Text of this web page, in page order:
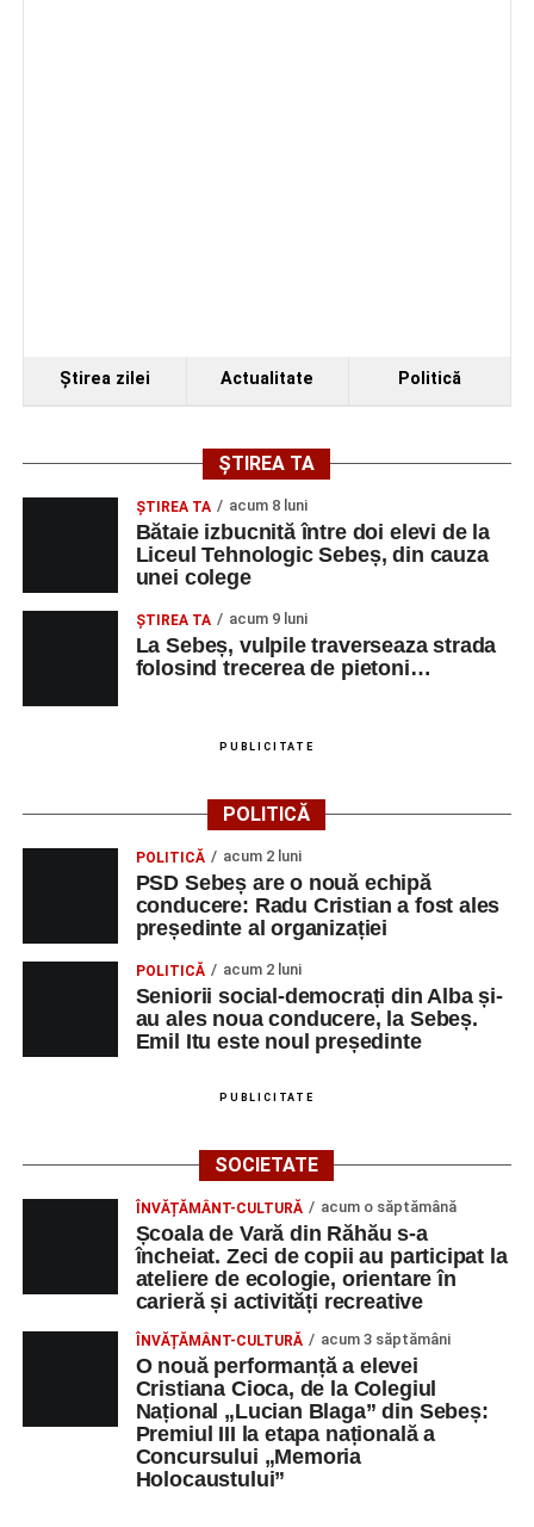
Ştirea zilei Actualitate Politică
ȘTIREA TA
ŞTIREA TA acum 8 luni
Bătaie izbucnită între doi elevi de la
Liceul Tehnologic Sebeș, din cauza
unei colege
ŞTIREA TA acum 9 luni
La Sebeș, vulpile traverseaza strada
folosind trecerea de pietoni…
PUBLICITATE
POLITICĂ
POLITICĂ acum 2 luni
PSD Sebeș are o nouă echipă
conducere: Radu Cristian a fost ales
președinte al organizației
POLITICĂ acum 2 luni
Seniorii social-democrați din Alba și-
au ales noua conducere, la Sebeș.
Emil Itu este noul președinte
PUBLICITATE
SOCIETATE
ÎNVĂȚĂMÂNT-CULTURĂ acum o săptămână
Școala de Vară din Răhău s-a
încheiat. Zeci de copii au participat la
ateliere de ecologie, orientare în
carieră și activități recreative
ÎNVĂȚĂMÂNT-CULTURĂ acum 3 săptămâni
O nouă performanță a elevei
Cristiana Cioca, de la Colegiul
Național „Lucian Blaga” din Sebeș:
Premiul III la etapa națională a
Concursului „Memoria
Holocaustului”